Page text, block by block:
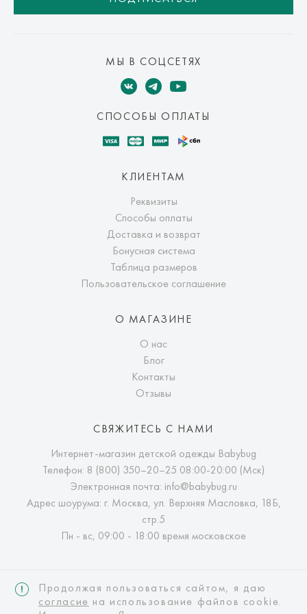
МЫ В СОЦСЕТЯХ
СПОСОБЫ ОПЛАТЫ
КЛИЕНТАМ
Реквизиты
Способы оплаты
Доставка и возврат
Бонусная система
Таблица размеров
Пользовательское соглашение
О МАГАЗИНЕ
О нас
Блог
Контакты
Отзывы
СВЯЖИТЕСЬ С НАМИ
Интернет-магазин детской одежды Babybug
Телефон: 8 (800) 350–20–25 08:00-20:00 (Мск)
Электронная почта: info@babybug.ru
Адрес шоурума: г. Москва, ул. Верхняя Масловка, 18Б,
стр.5
Пн - вс, 09:00 - 18:00 время московское
Продолжая пользоваться сайтом, я даю
согласие на использование файлов cookie.